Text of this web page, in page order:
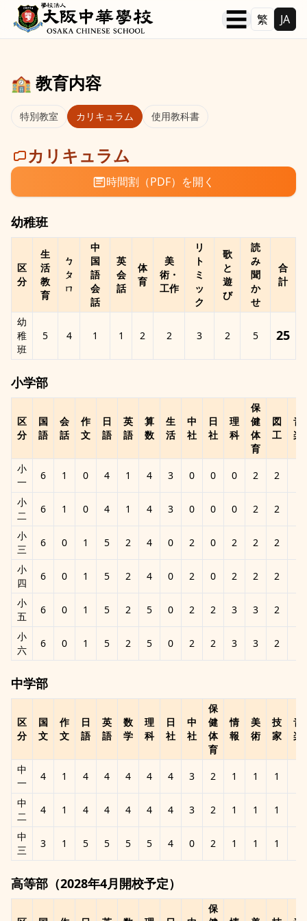
本文へ移動 ☰ 繁 JA
🏫 教育内容
特別教室 カリキュラム 使用教科書
カリキュラム
時間割（PDF）を開く
幼稚班
区
分
生
活
教
育
ㄅ
ㄆ
ㄇ
中
国
語
会
話
英
会
話
体
育
美
術・
工作
リ
ト
ミ
ッ
ク
歌
と
遊
び
読
み
聞
か
せ
合
計
幼
稚
班
5 4 1 1 2 2 3 2 5 25
小学部
区
分
国
語
会
話
作
文
日
語
英
語
算
数
生
活
中
社
日
社
理
科
保
健
体
育
図
工
音
楽
小
一
6 1 0 4 1 4 3 0 0 0 2 2
小
二
6 1 0 4 1 4 3 0 0 0 2 2
小
三
6 0 1 5 2 4 0 2 0 2 2 2
小
四
6 0 1 5 2 4 0 2 0 2 2 2
小
五
6 0 1 5 2 5 0 2 2 3 3 2
小
六
6 0 1 5 2 5 0 2 2 3 3 2
中学部
区
分
国
文
作
文
日
語
英
語
数
学
理
科
日
社
中
社
保
健
体
育
情
報
美
術
技
家
音
楽
中
一
4 1 4 4 4 4 4 3 2 1 1 1
中
二
4 1 4 4 4 4 4 3 2 1 1 1
中
三
3 1 5 5 5 5 4 0 2 1 1 1
高等部（2028年4月開校予定）
保